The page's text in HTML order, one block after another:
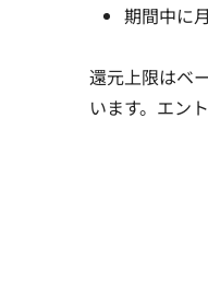
期間中に
還元上限はベ
います。エン